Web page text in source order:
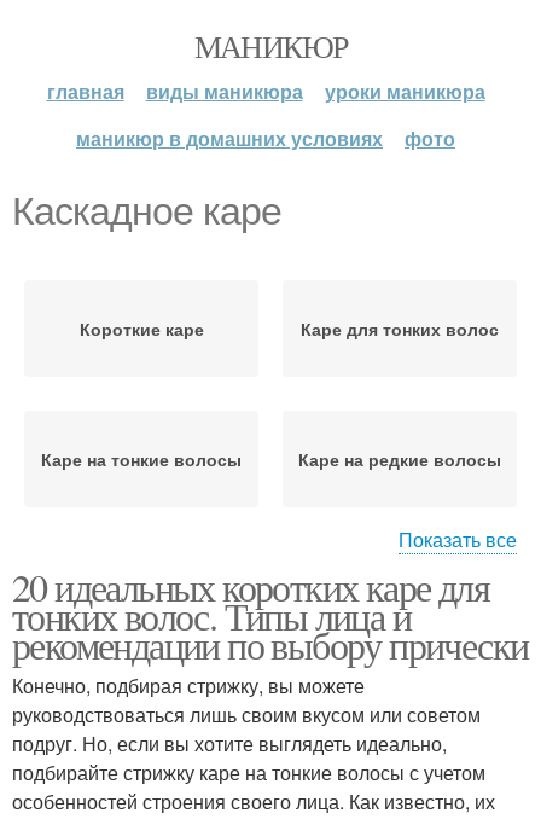
МАНИКЮР
главная виды маникюра
уроки маникюра
маникюр в домашних условиях
фото
Каскадное каре
Короткие каре Каре для тонких волос
Каре на тонкие волосы Каре на редкие волосы
Объемное каре
волосы
Короткое каре Каре с челкой
Показать все
20 идеальных коротких каре для
тонких волос. Типы лица и
рекомендации по выбору прически
Конечно, подбирая стрижку, вы можете
руководствоваться лишь своим вкусом или советом
подруг. Но, если вы хотите выглядеть идеально,
подбирайте стрижку каре на тонкие волосы с учетом
особенностей строения своего лица. Как известно, их